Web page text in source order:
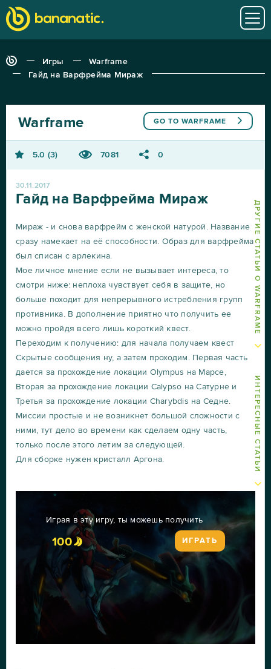
Игры
Warframe
Гайд на Варфрейма Мираж
ДРУГИЕ СТАТЬИ О WARFRAME
ИНТЕРЕСНЫЕ СТАТЬИ
GO TO WARFRAME
Warframe
5.0 3 7081 0
30.11.2017
Гайд на Варфрейма Мираж
Мираж - и снова варфрейм с женской натурой. Название
сразу намекает на её способности. Образ для варфрейма
был списан с арлекина.
Мое личное мнение если не вызывает интереса, то
смотри ниже: неплоха чувствует себя в защите, но
больше походит для непрерывного истребления групп
противника. В дополнение приятно что получить ее
можно пройдя всего лишь короткий квест.
Переходим к получению: для начала получаем квест
Скрытые сообщения ну, а затем проходим. Первая часть
дается за прохождение локации Olympus на Марсе,
Вторая за прохождение локации Calypso на Сатурне и
Третья за прохождение локации Charybdis на Седне.
Миссии простые и не возникнет большой сложности с
ними, тут дело во времени как сделаем одну часть,
только после этого летим за следующей.
Для сборке нужен кристалл Аргона.
Играя в эту игру, ты можешь получить
100 ИГРАТЬ